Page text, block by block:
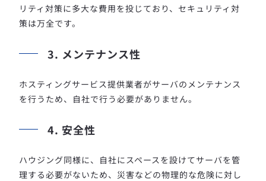
リティ対策に多大な費用を投じており、セキュリティ対
策は万全です。
3. メンテナンス性
ホスティングサービス提供業者がサーバのメンテナンス
を行うため、自社で行う必要がありません。
4. 安全性
ハウジング同様に、自社にスペースを設けてサーバを管
理する必要がないため、災害などの物理的な危険に対し